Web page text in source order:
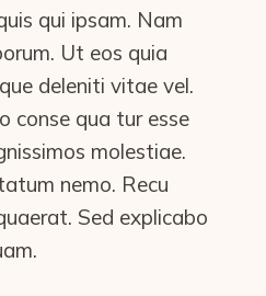
qui ipsam. Nam
Ut eos quia
deleniti vitae vel.
conse qua tur esse
molestiae.
nemo. Recu
Sed explicabo